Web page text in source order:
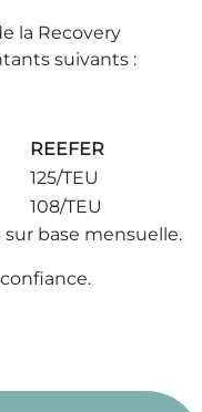
la Recovery
suivants :
REEFER
125/TEU
108/TEU
base mensuelle.